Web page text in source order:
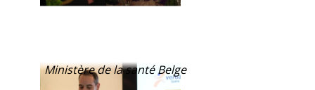
Ministère de la santé Belge